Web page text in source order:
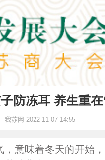
防冻耳 养生重
我苏网 2022-11-07 14:55
味着冬天的开始，